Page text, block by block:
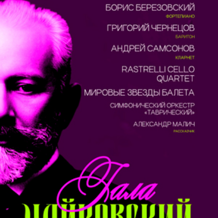
консерватории. Лауреат и призер российских и
международных конкурсов, участник европейских
фестивалей и мастер- классов таких признанных
мастеров, как: М. Зандер, Л. Ломан, В. Церер, О.
Латри и др. Штатный органист «Дворца Искусств»
Карельской государственной филармонии в г.
Кондопога (Карелия). Ведет активную концертную
деятельность в России и зарубежных странах.
Николай Ковалевич (электробалалайка)–
победитель и лауреат многочисленных
Всероссийских и Международных конкурсов.
Является многократным стипендиатом
специального фонда президента Республики
Беларусь А. Г. Лукашенко. Ведёт активную
концертную деятельность в России и Белоруссии.
Владимир Габитов (электроконтрабас)
талантливый музыкант, композитор и автор
проектов. Выпускник Санкт-Петербургской